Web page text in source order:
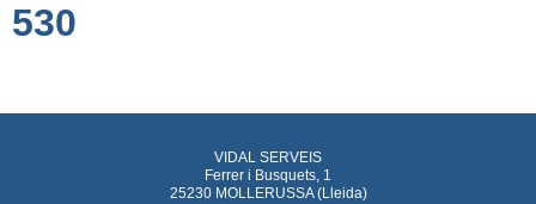
530
VIDAL SERVEIS
Ferrer i Busquets, 1
25230 MOLLERUSSA (Lleida)